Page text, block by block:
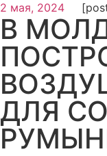
2 мая, 2024
В
ДЛЯ